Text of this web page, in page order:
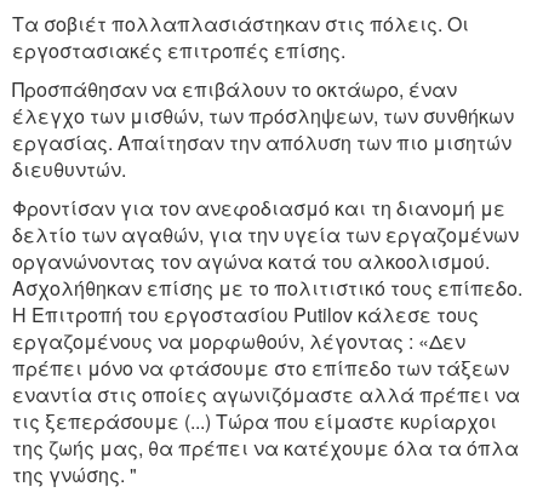
Τα σοβιέτ πολλαπλασιάστηκαν στις πόλεις. Οι
εργοστασιακές επιτροπές επίσης.
Προσπάθησαν να επιβάλουν το οκτάωρο, έναν
έλεγχο των μισθών, των πρόσληψεων, των συνθήκων
εργασίας. Απαίτησαν την απόλυση των πιο μισητών
διευθυντών.
Φροντίσαν για τον ανεφοδιασμό και τη διανομή με
δελτίο των αγαθών, για την υγεία των εργαζομένων
οργανώνοντας τον αγώνα κατά του αλκοολισμού.
Ασχολήθηκαν επίσης με το πολιτιστικό τους επίπεδο.
Η Επιτροπή του εργοστασίου Putilov κάλεσε τους
εργαζομένους να μορφωθούν, λέγοντας : «Δεν
πρέπει μόνο να φτάσουμε στο επίπεδο των τάξεων
εναντία στις οποίες αγωνιζόμαστε αλλά πρέπει να
τις ξεπεράσουμε (...) Τώρα που είμαστε κυρίαρχοι
της ζωής μας, θα πρέπει να κατέχουμε όλα τα όπλα
της γνώσης. "